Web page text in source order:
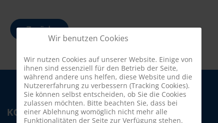
Zurück
KONTAKT
Wir benutzen Cookies
Wir nutzen Cookies auf unserer Website. Einige von
ihnen sind essenziell für den Betrieb der Seite,
während andere uns helfen, diese Website und die
Nutzererfahrung zu verbessern (Tracking Cookies).
Sie können selbst entscheiden, ob Sie die Cookies
zulassen möchten. Bitte beachten Sie, dass bei
einer Ablehnung womöglich nicht mehr alle
Funktionalitäten der Seite zur Verfügung stehen.